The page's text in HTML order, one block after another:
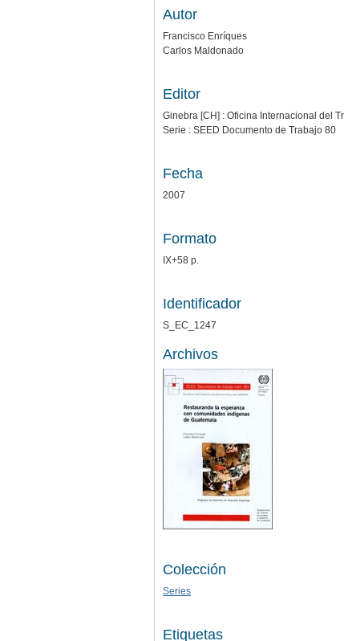
Autor
Francisco Enríques
Carlos Maldonado
Editor
Ginebra [CH] : Oficina Internacional del
Serie : SEED Documento de Trabajo 80
Fecha
2007
Formato
IX+58 p.
Identificador
S_EC_1247
Archivos
Colección
Series
Etiquetas